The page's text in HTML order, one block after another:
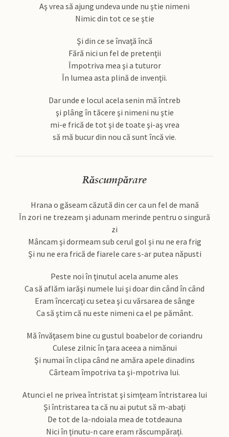
Aş vrea să ajung undeva unde nu ştie nimeni
Nimic din tot ce se ştie
Şi din ce se învaţă încă
Fără nici un fel de pretenţii
Împotriva mea şi a tuturor
În lumea asta plină de invenţii.
Dar unde e locul acela senin mă întreb
şi plâng în tăcere şi nimeni nu ştie
mi-e frică de tot şi de toate şi-aş vrea
să mă bucur din nou că sunt încă vie.
Răscumpărare
Hrana o găseam căzută din cer ca un fel de mană
În zori ne trezeam şi adunam merinde pentru o singură
zi
Mâncam şi dormeam sub cerul gol şi nu ne era frig
Şi nu ne era frică de fiarele care s-ar putea năpusti
Peste noi în ţinutul acela anume ales
Ca să aflăm iarăşi numele lui şi doar din când în când
Eram încercaţi cu setea şi cu vărsarea de sânge
Ca să ştim că nu este nimeni ca el pe pământ.
Mă învăţasem bine cu gustul boabelor de coriandru
Culese zilnic în ţara aceea a nimănui
Şi numai în clipa când ne amăra apele dinadins
Cârteam împotriva ta şi-mpotriva lui.
Atunci el ne privea întristat şi simţeam întristarea lui
Şi întristarea ta că nu ai putut să m-abaţi
De tot de la-ndoiala mea de totdeauna
Nici în ţinutu-n care eram răscumpăraţi.